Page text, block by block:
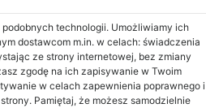
technologii. Umożliwiamy ich
dostawcom m.in. w celach: świadczenia
ze strony internetowej, bez zmiany
zgodę na ich zapisywanie w Twoim
w celach zapewnienia poprawnego i
Pamiętaj, że możesz samodzielnie